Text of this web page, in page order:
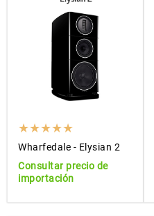
Wharfedale - Elysian 2
Consultar precio de
importación